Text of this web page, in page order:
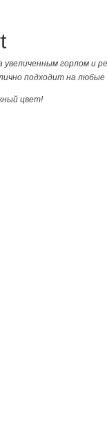
увеличенным горлом
подходит на любые
цвет!